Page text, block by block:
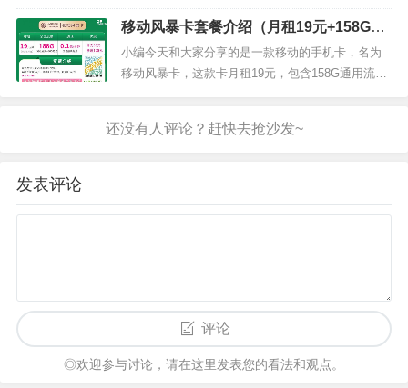
量...
量，无通话分钟数。下面我们来看下广电天龙卡怎
么样。月租：19元/月流量：192G全国通用流量通
话：0.15元每分钟短信：0.1元/条优惠：专属渠道首
充100享受优惠，（套餐为永久套餐）广电天龙卡原
移动风暴卡套餐介绍（月租19元+158G通
用流量+30G定向流量）
小编今天和大家分享的是一款移动的手机卡，名为
移动风暴卡，这款卡月租19元，包含158G通用流
租19元，158G通用流量，30G定向流量；套餐外：
发表评论
评论
◎欢迎参与讨论，请在这里发表您的看法和观点。